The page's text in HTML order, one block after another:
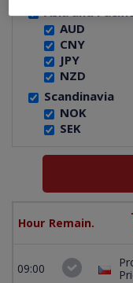
Asia and
AUD
CNY
JPY
NZD
Scandinavia
NOK
SEK
Hour Remain.
09:00